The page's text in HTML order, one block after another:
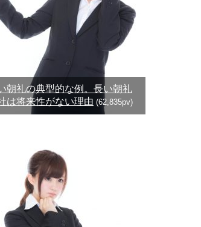
朝礼の典型的な例。長い朝礼
は将来性がない理由 (62,835pv)